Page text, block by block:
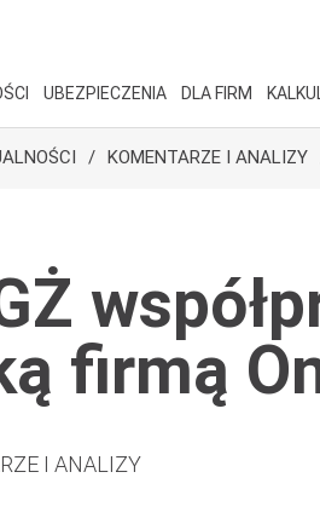
UBEZPIECZENIA DLA FIRM
KOMENTARZE I ANALIZY
firmą
I ANALIZY